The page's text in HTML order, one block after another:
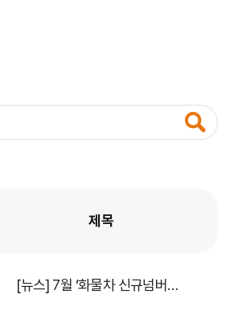
제목
[뉴스] 7월 ‘화물차 신규넘버’ 풀린다